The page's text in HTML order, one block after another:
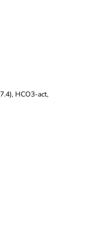
HCO3-act,